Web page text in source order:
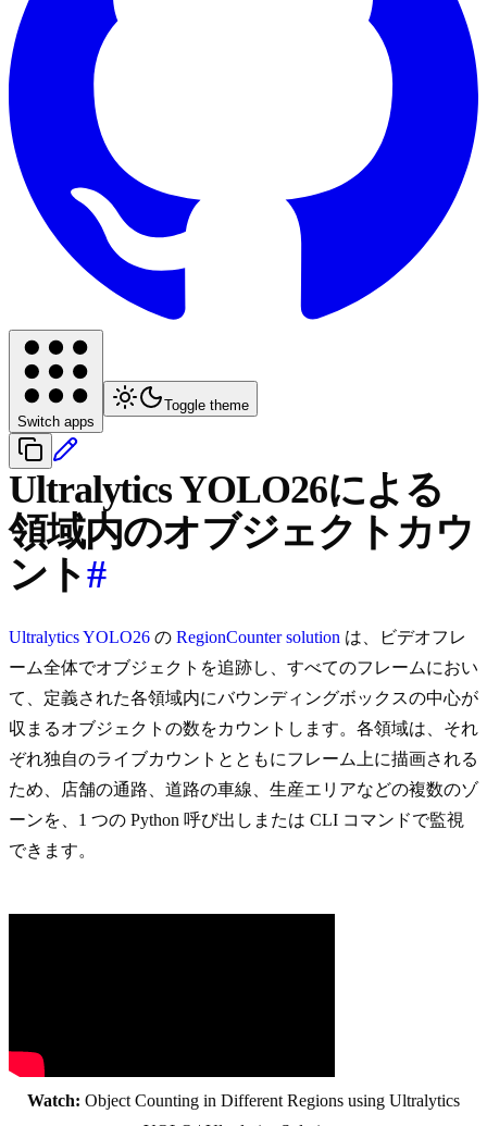
Switch apps
Toggle theme
Ultralytics YOLO26による
領域内のオブジェクトカウ
ント#
Ultralytics YOLO26 の RegionCounter solution は、ビデオフレ
ーム全体でオブジェクトを追跡し、すべてのフレームにおい
て、定義された各領域内にバウンディングボックスの中心が
収まるオブジェクトの数をカウントします。各領域は、それ
ぞれ独自のライブカウントとともにフレーム上に描画される
ため、店舗の通路、道路の車線、生産エリアなどの複数のゾ
ーンを、1 つの Python 呼び出しまたは CLI コマンドで監視
できます。
Watch: Object Counting in Different Regions using Ultralytics